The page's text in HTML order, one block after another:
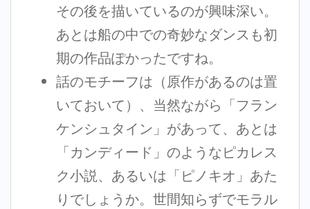
その後を描いているのが興味深い。
あとは船の中での奇妙なダンスも初
期の作品ぽかったですね。
話のモチーフは（原作があるのは置
いておいて）、当然ながら「フラン
ケンシュタイン」があって、あとは
「カンディード」のようなピカレス
ク小説、あるいは「ピノキオ」あた
りでしょうか。世間知らずでモラル